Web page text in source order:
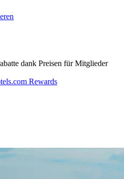
dank Preisen für Mitglieder
Rewards